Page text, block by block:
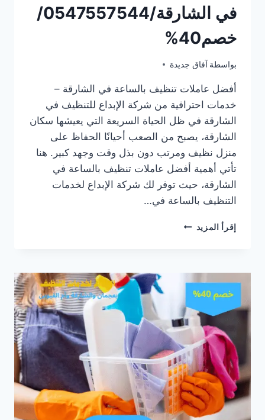
في الشارقة/0547557544/
خصم40%
بواسطة آفاق جديدة يونيو 19, 2025
أفضل عاملات تنظيف بالساعة في الشارقة –
خدمات احترافية من شركة الإبداع للتنظيف في
الشارقة في ظل الحياة السريعة التي يعيشها سكان
الشارقة، يصبح من الصعب أحيانًا الحفاظ على
منزل نظيف ومرتب دون بذل وقت وجهد كبير. هنا
تأتي أهمية أفضل عاملات تنظيف بالساعة في
الشارقة، حيث توفر لك شركة الإبداع لخدمات
التنظيف بالساعة في…
إقرأ المزيد أفضل
في
الشارقة/0547557544/
خصم40%